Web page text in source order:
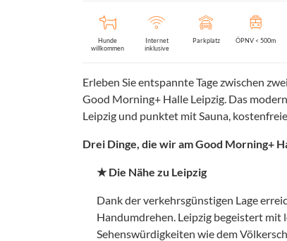
Hunde
willkommen
Internet
inklusive
Parkplatz ÖPNV < 500m
Erleben Sie entspannte Tage zwischen
Good Morning+ Halle Leipzig. Das
Leipzig und punktet mit Sauna,
Drei Dinge, die wir am Good Morning+
★ Die Nähe zu Leipzig
Dank der verkehrsgünstigen Lage
Handumdrehen. Leipzig begeistert
Sehenswürdigkeiten wie dem